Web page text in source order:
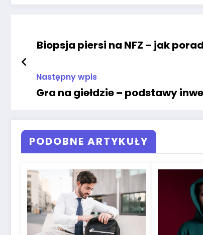
Biopsja piersi na NFZ – jak
Następny wpis
Gra na giełdzie – podstawy
PODOBNE ARTYKUŁY